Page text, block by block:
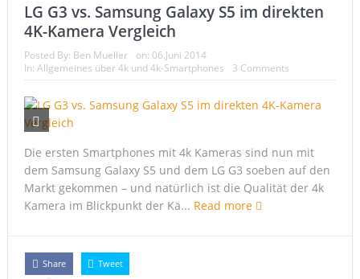
whatsappcash – das brandneue Mobile Advertising System
Handytarife – ein paar Tipps zum richtigen Tarif
iPhone 6s oder 7 mit 4k-Display oder Verkaufsstopp?
Samsung Galaxy S6 edge vs. Apple Watch Edition – Gold
Xperia Z5: Konzept zeigt ultradünnes 4K-Phablet
Samsung: Galaxy Note 5 mit 4k-Display?
Sharp präsentiert Ultra HD auf 5,5 Zoll
LG G3 vs. Samsung Galaxy S5 im direkten
4K-Kamera Vergleich
Posted By: Ben Mueller on: 06.Juni 2014
In: Allgemeines über 4k und 4k-Smartphones 3 Comments
Die ersten Smartphones mit 4k Kameras sind nun mit
dem Samsung Galaxy S5 und dem LG G3 soeben auf den
Markt gekommen – und natürlich ist die Qualität der 4k
Kamera im Blickpunkt der Kä... Read more
Share Tweet